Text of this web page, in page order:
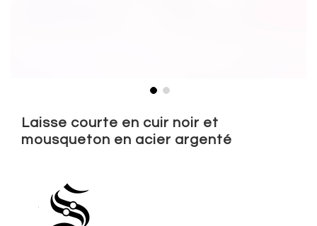
the
beginning
gallery
Laisse courte en cuir noir et
mousqueton en acier argenté